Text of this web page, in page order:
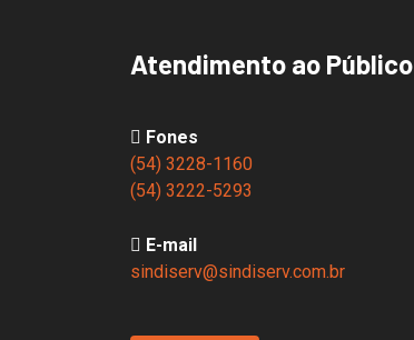
Atendimento ao Público
Fones
(54) 3228-1160
(54) 3222-5293
E-mail
sindiserv@sindiserv.com.br